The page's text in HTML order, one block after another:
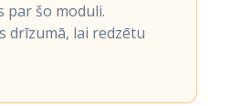
par šo moduli.
drīzumā, lai redzētu